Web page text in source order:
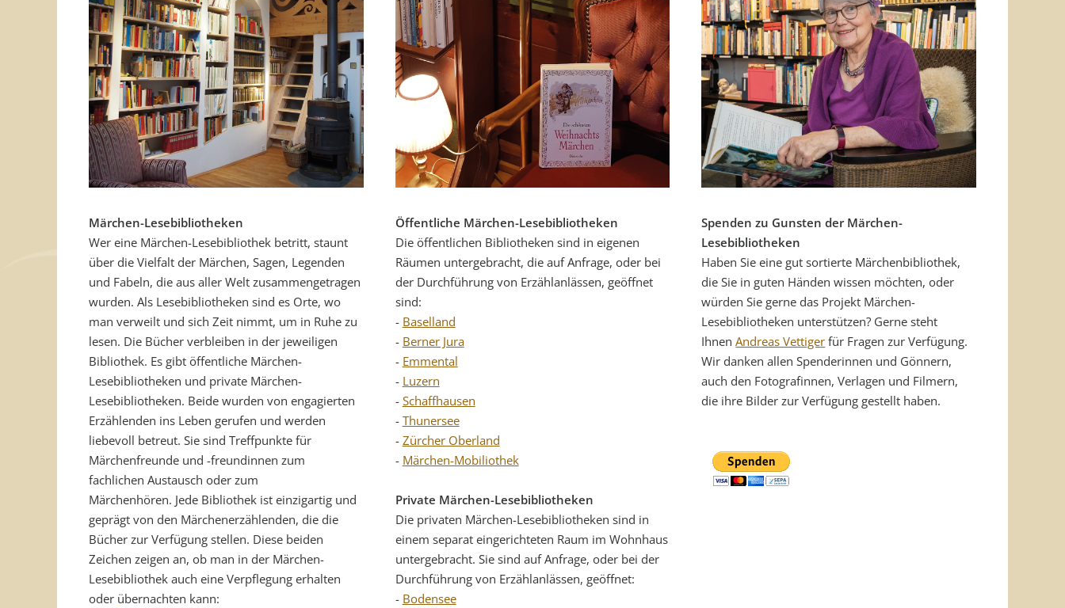
Märchen-Lesebibliotheken
Wer eine Märchen-Lesebibliothek betritt, staunt
über die Vielfalt der Märchen, Sagen, Legenden
und Fabeln, die aus aller Welt zusammengetragen
wurden. Als Lesebibliotheken sind es Orte, wo
man verweilt und sich Zeit nimmt, um in Ruhe zu
lesen. Die Bücher verbleiben in der jeweiligen
Bibliothek. Es gibt öffentliche Märchen-
Lesebibliotheken und private Märchen-
Lesebibliotheken. Beide wurden von engagierten
Erzählenden ins Leben gerufen und werden
liebevoll betreut. Sie sind Treffpunkte für
Märchenfreunde und -freundinnen zum
fachlichen Austausch oder zum
Märchenhören. Jede Bibliothek ist einzigartig und
geprägt von den Märchenerzählenden, die die
Bücher zur Verfügung stellen. Diese beiden
Zeichen zeigen an, ob man in der Märchen-
Lesebibliothek auch eine Verpflegung erhalten
oder übernachten kann:
Öffentliche Märchen-Lesebibliotheken
Die öffentlichen Bibliotheken sind in eigenen
Räumen untergebracht, die auf Anfrage, oder bei
der Durchführung von Erzählanlässen, geöffnet
sind:
- Baselland
- Berner Jura
- Emmental
- Luzern
- Schaffhausen
- Thunersee
- Zürcher Oberland
​​- Märchen-Mobiliothek
Private Märchen-Lesebibliotheken
Die privaten Märchen-Lesebibliotheken sind in
einem separat eingerichteten Raum im Wohnhaus
untergebracht. Sie sind auf Anfrage, oder bei der
Durchführung von Erzählanlässen, geöffnet:
- Bodensee
Spenden zu Gunsten der Märchen-
Lesebibliotheken
Haben Sie eine gut sortierte Märchenbibliothek,
die Sie in guten Händen wissen möchten, oder
würden Sie gerne das Projekt Märchen-
Lesebibliotheken unterstützen? Gerne steht
Ihnen Andreas Vettiger für Fragen zur Verfügung.
Wir danken allen Spenderinnen und Gönnern,
auch den Fotografinnen, Verlagen und Filmern,
die ihre Bilder zur Verfügung gestellt haben.